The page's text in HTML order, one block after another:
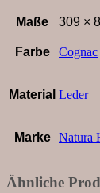
Maße 309 ×
Farbe Cognac
Material Leder
Marke Natura
Ähnliche